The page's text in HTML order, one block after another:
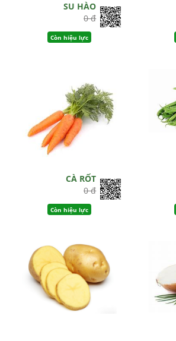
SU HÀO
0 đ
Còn hiệu lực
CÀ RỐT
0 đ
Còn hiệu lực